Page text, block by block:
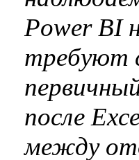
Power BI
требуют
после
между